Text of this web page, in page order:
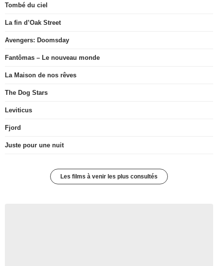
Tombé du ciel
La fin d’Oak Street
Avengers: Doomsday
Fantômas – Le nouveau monde
La Maison de nos rêves
The Dog Stars
Leviticus
Fjord
Juste pour une nuit
Les films à venir les plus consultés